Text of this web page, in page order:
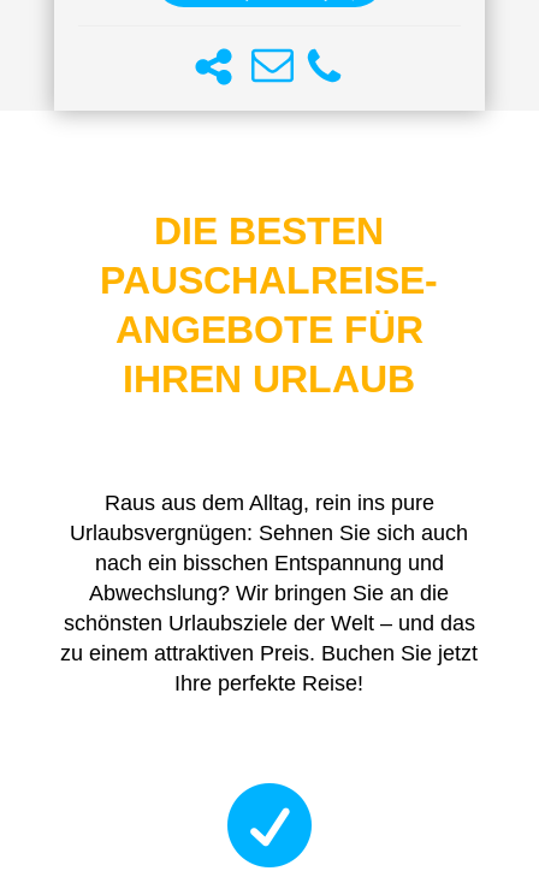
DIE BESTEN
PAUSCHALREISE-
ANGEBOTE FÜR
IHREN URLAUB
Raus aus dem Alltag, rein ins pure
Urlaubsvergnügen: Sehnen Sie sich auch
nach ein bisschen Entspannung und
Abwechslung? Wir bringen Sie an die
schönsten Urlaubsziele der Welt – und das
zu einem attraktiven Preis. Buchen Sie jetzt
Ihre perfekte Reise!
